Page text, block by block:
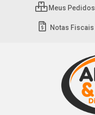
Meus Pedidos
Notas Fiscais